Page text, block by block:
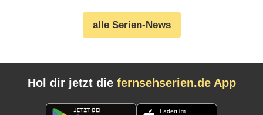
(07.08.2026)
alle Serien-News
Hol dir jetzt die fernsehserien.de App